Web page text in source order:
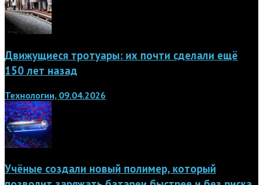
Движущиеся тротуары: их почти сделали ещё
150 лет назад
Технологии, 09.04.2026
Учёные создали новый полимер, который